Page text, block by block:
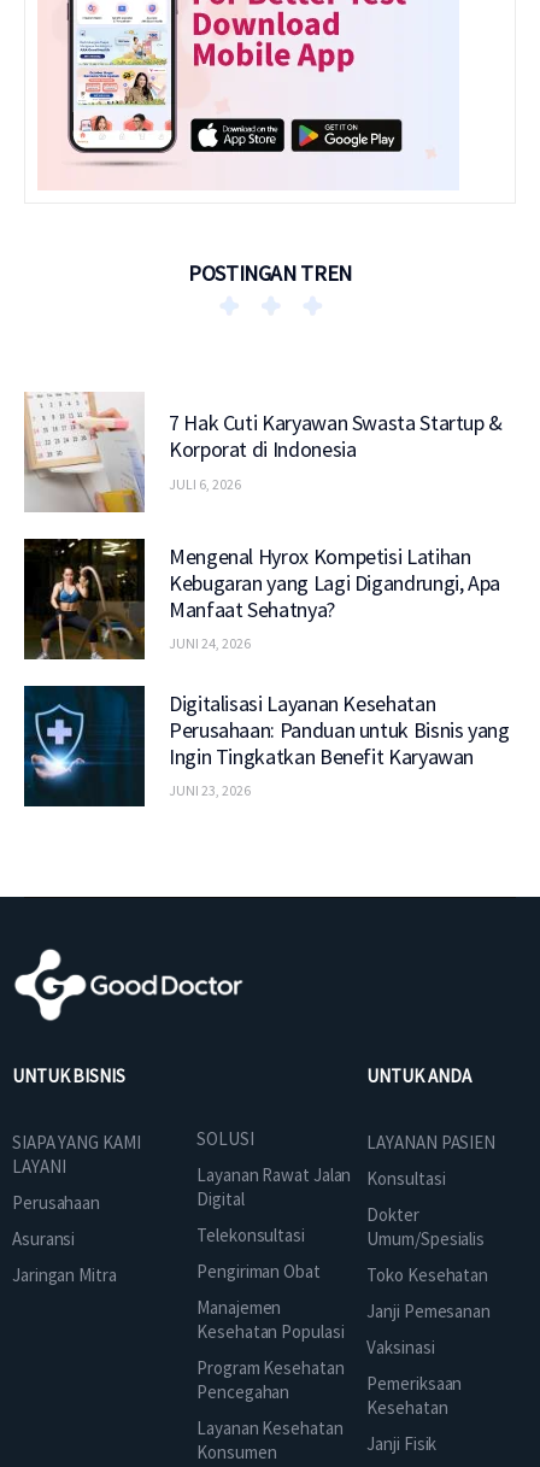
POSTINGAN TREN
7 Hak Cuti Karyawan Swasta Startup &
Korporat di Indonesia
JULI 6, 2026
Mengenal Hyrox Kompetisi Latihan
Kebugaran yang Lagi Digandrungi, Apa
Manfaat Sehatnya?
JUNI 24, 2026
Digitalisasi Layanan Kesehatan
Perusahaan: Panduan untuk Bisnis yang
Ingin Tingkatkan Benefit Karyawan
JUNI 23, 2026
UNTUK BISNIS
SIAPA YANG KAMI
LAYANI
Perusahaan
Asuransi
Jaringan Mitra
SOLUSI
Layanan Rawat Jalan
Digital
Telekonsultasi
Pengiriman Obat
Manajemen
Kesehatan Populasi
Program Kesehatan
Pencegahan
Layanan Kesehatan
Konsumen
UNTUK ANDA
LAYANAN PASIEN
Konsultasi
Dokter
Umum/Spesialis
Toko Kesehatan
Janji Pemesanan
Vaksinasi
Pemeriksaan
Kesehatan
Janji Fisik